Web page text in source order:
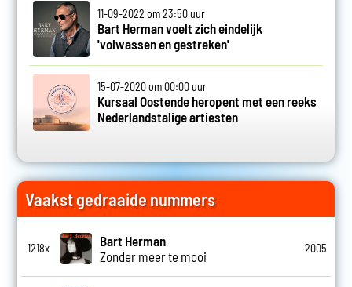
11-09-2022 om 23:50 uur
Bart Herman voelt zich eindelijk
'volwassen en gestreken'
15-07-2020 om 00:00 uur
Kursaal Oostende heropent met een reeks
Nederlandstalige artiesten
Vaakst gedraaide nummers
1218x
Bart Herman
Zonder meer te mooi
2005